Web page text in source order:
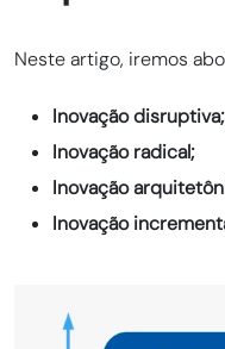
Neste artigo, iremos
Inovação disruptiva;
Inovação radical;
Inovação
Inovação